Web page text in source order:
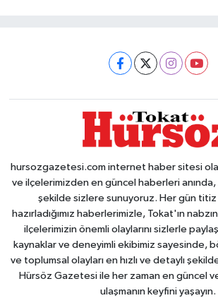
hursozgazetesi.com internet haber sitesi
ve ilçelerimizden en güncel haberleri
şekilde sizlere sunuyoruz. Her gün titiz
hazırladığımız haberlerimizle, Tokat'ın
ilçelerimizin önemli olaylarını sizlerle
kaynaklar ve deneyimli ekibimiz sayesinde,
ve toplumsal olayları en hızlı ve detaylı
Hürsöz Gazetesi ile her zaman en güncel
ulaşmanın keyfini yaşayın.